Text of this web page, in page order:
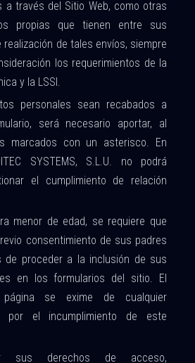
a través del Sitio Web, como otras
propias que tienen entre sus
realización de tales envíos, siempre
los requerimientos de la
y la LSSI.
personales sean recabados a
será necesario aportar, al
marcados con un asterisco. En
SYSTEMS, S.L.U. no podrá
el cumplimiento de relación
menor de edad, se requiere que
consentimiento de sus padres
de proceder a la inclusión de sus
en los formularios del sitio. El
se exime de cualquier
por el incumplimiento de este
sus derechos de acceso,